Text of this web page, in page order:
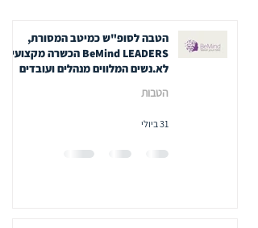
הטבה לסופ"ש כמיטב המסורת,
BeMind LEADERS הכשרה מקצועית
לא.נשים המלווים מנהלים ועובדים
הטבות
31 ביולי